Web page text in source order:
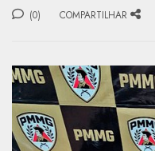
(0) COMPARTILHAR